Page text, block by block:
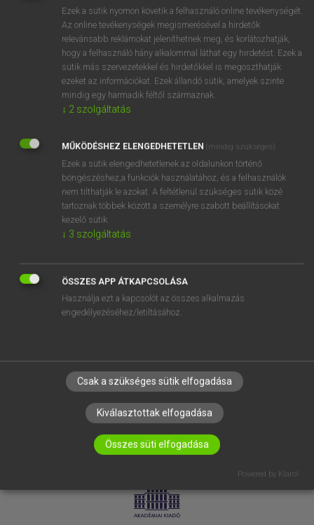
SZOTAR.NET APPLIKÁCIÓ
MICROSOFT OFFICE BŐVÍTMÉNY
BEÉPÜLŐ SZÓTÁRMODUL
ONLINE NYELVVIZSGA
EGYÉNI FELHASZNÁLÓKNAK
TANULÓKNAK
OKTATÁSI INTÉZMÉNYEKNEK
VÁLLALATI MEGOLDÁSOK
RÓLUNK
ELÉRHETŐSÉG
SÜTI BEÁLLÍTÁSOK
LICENCSZERZŐDÉS ADATVÉDELEM
Ezek a sütik nyomon követik a felhasználó online tevékenységét.
Az online tevékenységek megismerésével a hirdetők
relevánsabb reklámokat jeleníthetnek meg, és korlátozhatják,
hogy a felhasználó hány alkalommal láthat egy hirdetést. Ezek a
sütik más szervezetekkel és hirdetőkkel is megoszthatják
ezeket az információkat. Ezek állandó sütik, amelyek szinte
mindig egy harmadik féltől származnak.
↓ 2 szolgáltatás
MŰKÖDÉSHEZ ELENGEDHETETLEN (mindig szükséges)
Ezek a sütik elengedhetetlenek az oldalunkon történő
böngészéshez,a funkciók használatához, és a felhasználók
nem tilthatják le azokat. A feltétlenül szükséges sütik közé
tartoznak többek között a személyre szabott beállításokat
kezelő sütik.
↓ 3 szolgáltatás
ÖSSZES APP ÁTKAPCSOLÁSA
Használja ezt a kapcsolót az összes alkalmazás
engedélyezéséhez/letiltásához.
Csak a szükséges sütik elfogadása
Kiválasztottak elfogadása
Összes süti elfogadása
Powered by Klaro!